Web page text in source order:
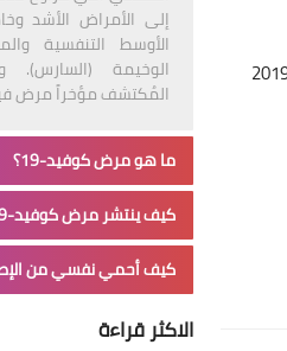
إلى الأمراض الأشد
الأوسط التنفسية
الوخيمة (السارس).
المُكتشف مؤخراً مرض
ما هو مرض كوفيد-19؟
كيف ينتشر مرض كوفيد-19؟
كيف أحمي نفسي من
الاكثر قراءة